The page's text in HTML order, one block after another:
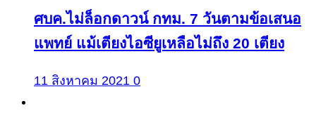
ศบค.ไม่ล็อกดาวน์ กทม. 7 วันตามข้อเสนอ
แพทย์ แม้เตียงไอซียูเหลือไม่ถึง 20 เตียง
11 สิงหาคม 2021 0